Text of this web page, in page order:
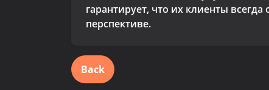
гарантирует, что их клиенты
перспективе.
Back